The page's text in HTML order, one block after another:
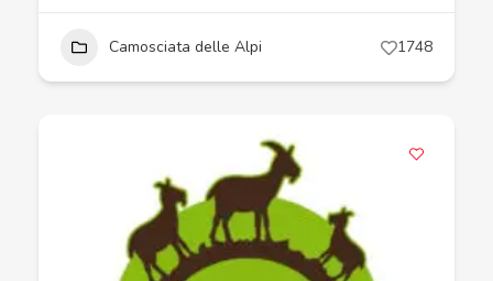
Camosciata delle Alpi 1748